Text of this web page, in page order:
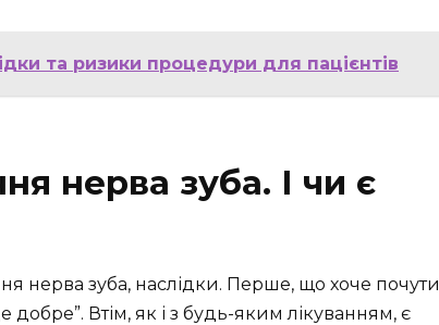
та ризики процедури для пацієнтів
нерва зуба. І чи є
нерва зуба, наслідки. Перше, що хоче почути
добре”. Втім, як і з будь-яким лікуванням, є